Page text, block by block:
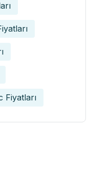
Fiyatları